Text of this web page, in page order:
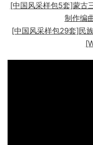
[中国风采样包5套]蒙古
制作编
[中国风采样包29套]民